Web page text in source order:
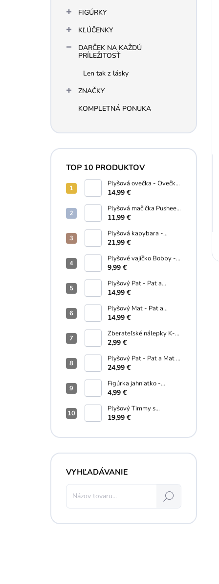
FIGÚRKY
KĽÚČENKY
DARČEK NA KAŽDÚ
PRÍLEŽITOSŤ
Len tak z lásky
ZNAČKY
KOMPLETNÁ PONUKA
TOP 10 PRODUKTOV
Plyšová ovečka - Ovečka
Shaun 28 cm
14,99 €
Plyšová mačička Pusheen
s donutom - Pusheen - 10
11,99 €
Plyšová kapybara -
Miyoni - 23 cm
21,99 €
Plyšové vajíčko Bobby -
Palm Pals - 13 cm
9,99 €
Plyšový Pat - Pat a
Mat...A je to! (18 cm)
14,99 €
Plyšový Mat - Pat a
Mat...A je to! - 18 cm
14,99 €
Zberateľské nálepky K-
Pop Demon Hunters - 5
2,99 €
Plyšový Pat - Pat a Mat -
35 cm
24,99 €
Figúrka jahniatko -
Schleich - 5 cm
4,99 €
Plyšový Timmy s
macíkom - Ovečka Shaun
19,99 €
VYHĽADÁVANIE
Hľadať